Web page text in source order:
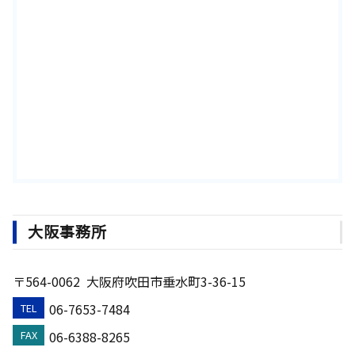
大阪事務所
〒564-0062 大阪府吹田市垂水町3-36-15
TEL 06-7653-7484
FAX 06-6388-8265